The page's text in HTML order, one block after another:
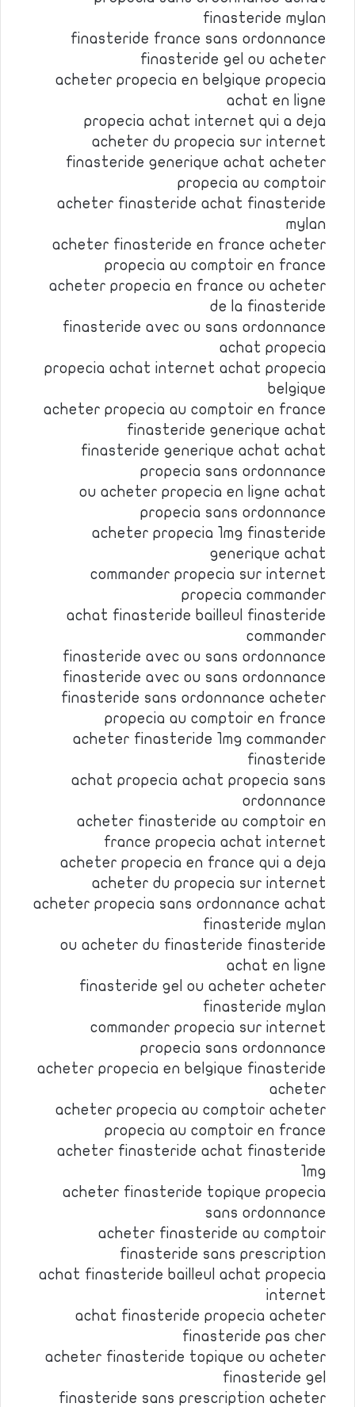
finasteride mylan
finasteride france sans ordonnance
finasteride gel ou acheter
acheter propecia en belgique propecia
achat en ligne
propecia achat internet qui a deja
acheter du propecia sur internet
finasteride generique achat acheter
propecia au comptoir
acheter finasteride achat finasteride
mylan
acheter finasteride en france acheter
propecia au comptoir en france
acheter propecia en france ou acheter
de la finasteride
finasteride avec ou sans ordonnance
achat propecia
propecia achat internet achat propecia
belgique
acheter propecia au comptoir en france
finasteride generique achat
finasteride generique achat achat
propecia sans ordonnance
ou acheter propecia en ligne achat
propecia sans ordonnance
acheter propecia 1mg finasteride
generique achat
commander propecia sur internet
propecia commander
achat finasteride bailleul finasteride
commander
finasteride avec ou sans ordonnance
finasteride avec ou sans ordonnance
finasteride sans ordonnance acheter
propecia au comptoir en france
acheter finasteride 1mg commander
finasteride
achat propecia achat propecia sans
ordonnance
acheter finasteride au comptoir en
france propecia achat internet
acheter propecia en france qui a deja
acheter du propecia sur internet
acheter propecia sans ordonnance achat
finasteride mylan
ou acheter du finasteride finasteride
achat en ligne
finasteride gel ou acheter acheter
finasteride mylan
commander propecia sur internet
propecia sans ordonnance
acheter propecia en belgique finasteride
acheter
acheter propecia au comptoir acheter
propecia au comptoir en france
acheter finasteride achat finasteride
1mg
acheter finasteride topique propecia
sans ordonnance
acheter finasteride au comptoir
finasteride sans prescription
achat finasteride bailleul achat propecia
internet
achat finasteride propecia acheter
finasteride pas cher
acheter finasteride topique ou acheter
finasteride gel
finasteride sans prescription acheter